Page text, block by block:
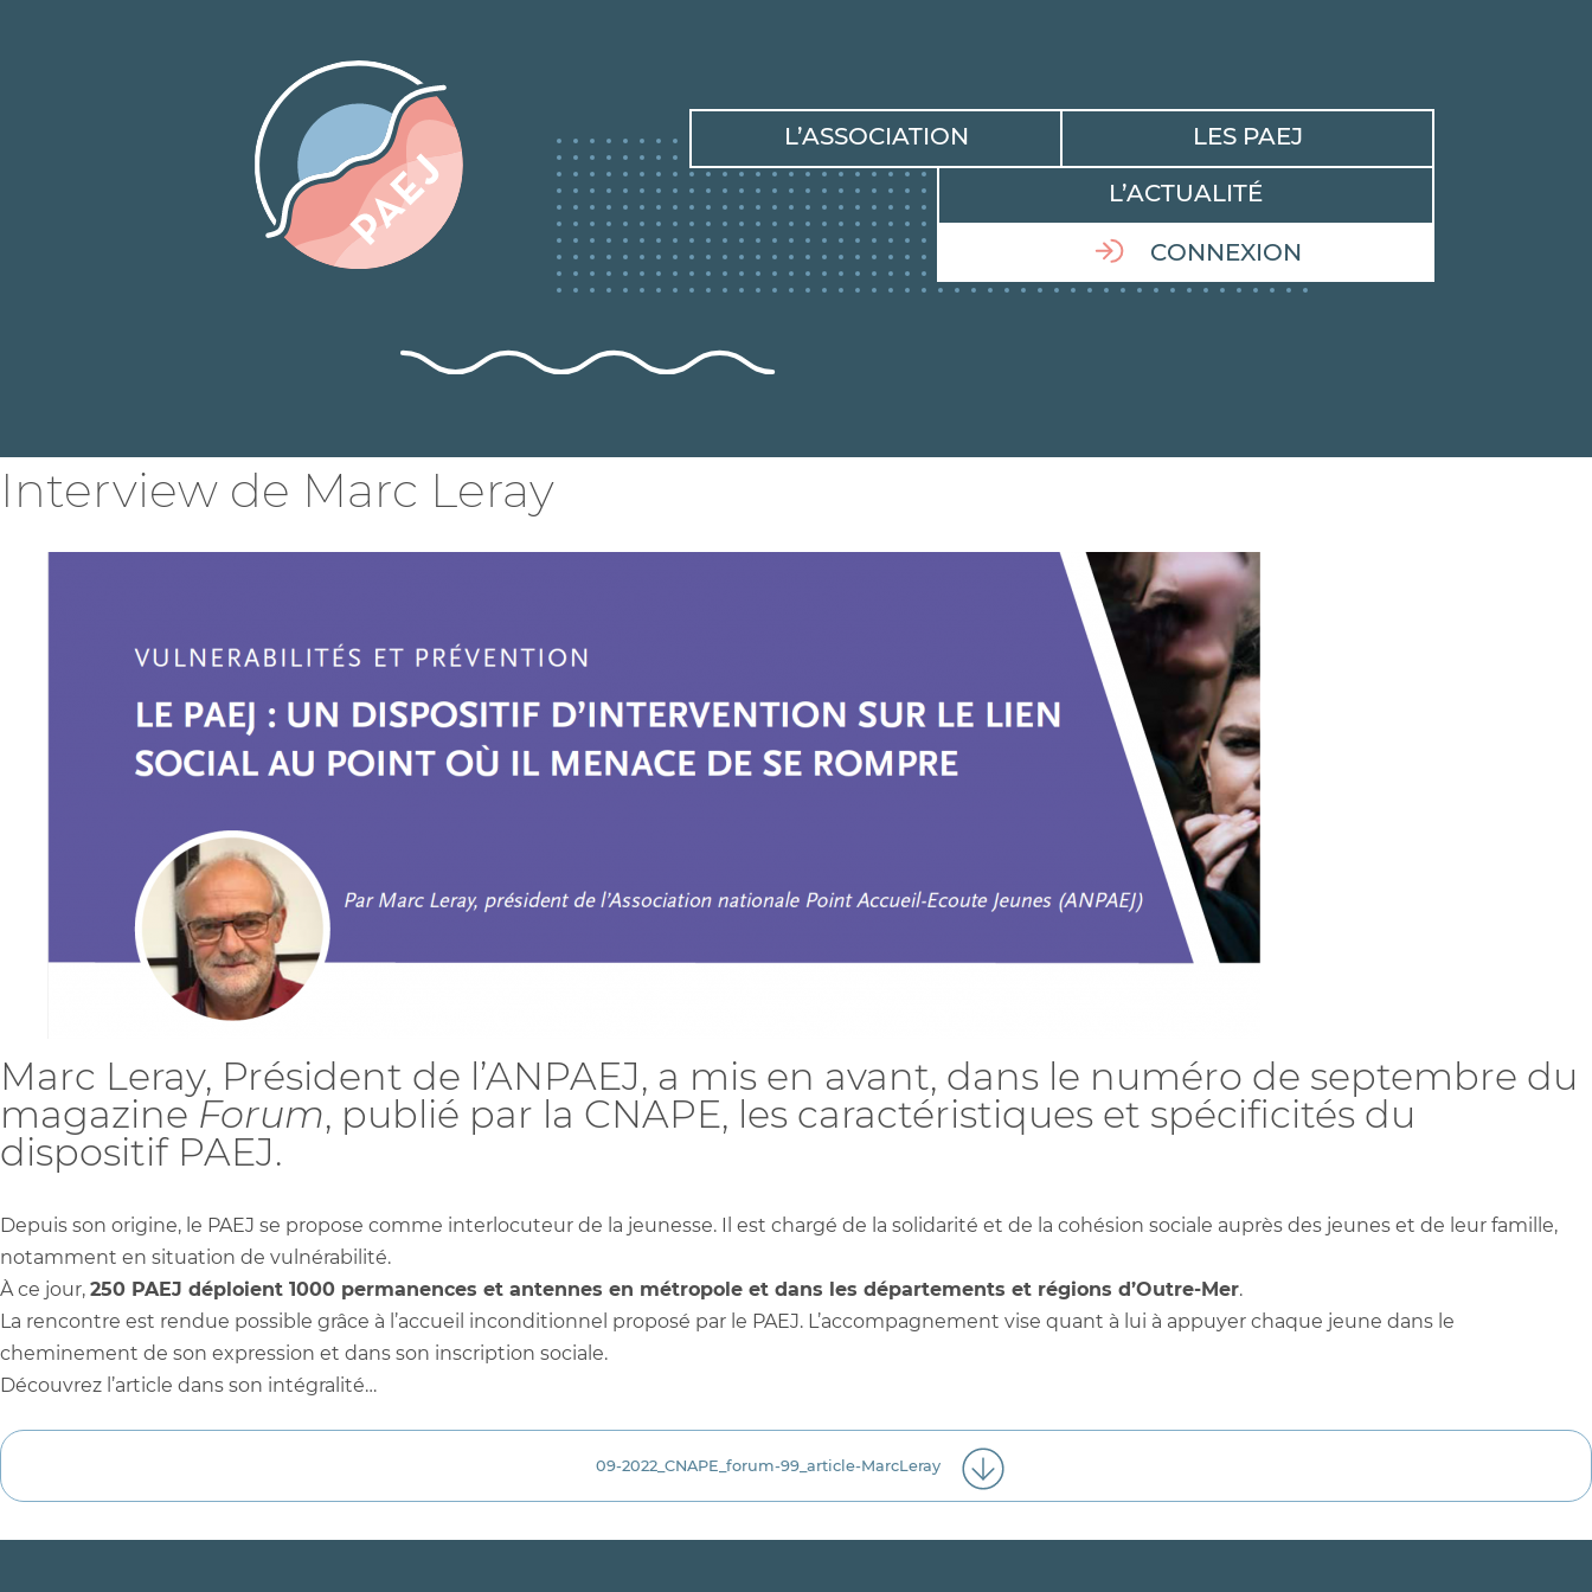
L’ASSOCIATION
LES PAEJ
L’ACTUALITÉ
CONNEXION
Interview de Marc Leray
Marc Leray, Président de l’ANPAEJ, a mis en avant, dans le numéro de septembre du
magazine Forum, publié par la CNAPE, les caractéristiques et spécificités du
dispositif PAEJ.
Depuis son origine, le PAEJ se propose comme interlocuteur de la jeunesse. Il est chargé de la solidarité et de la cohésion sociale auprès des jeunes et de leur famille,
notamment en situation de vulnérabilité.
À ce jour, 250 PAEJ déploient 1000 permanences et antennes en métropole et dans les départements et régions d’Outre-Mer.
La rencontre est rendue possible grâce à l’accueil inconditionnel proposé par le PAEJ. L’accompagnement vise quant à lui à appuyer chaque jeune dans le
cheminement de son expression et dans son inscription sociale.
Découvrez l’article dans son intégralité…
09-2022_CNAPE_forum-99_article-MarcLeray